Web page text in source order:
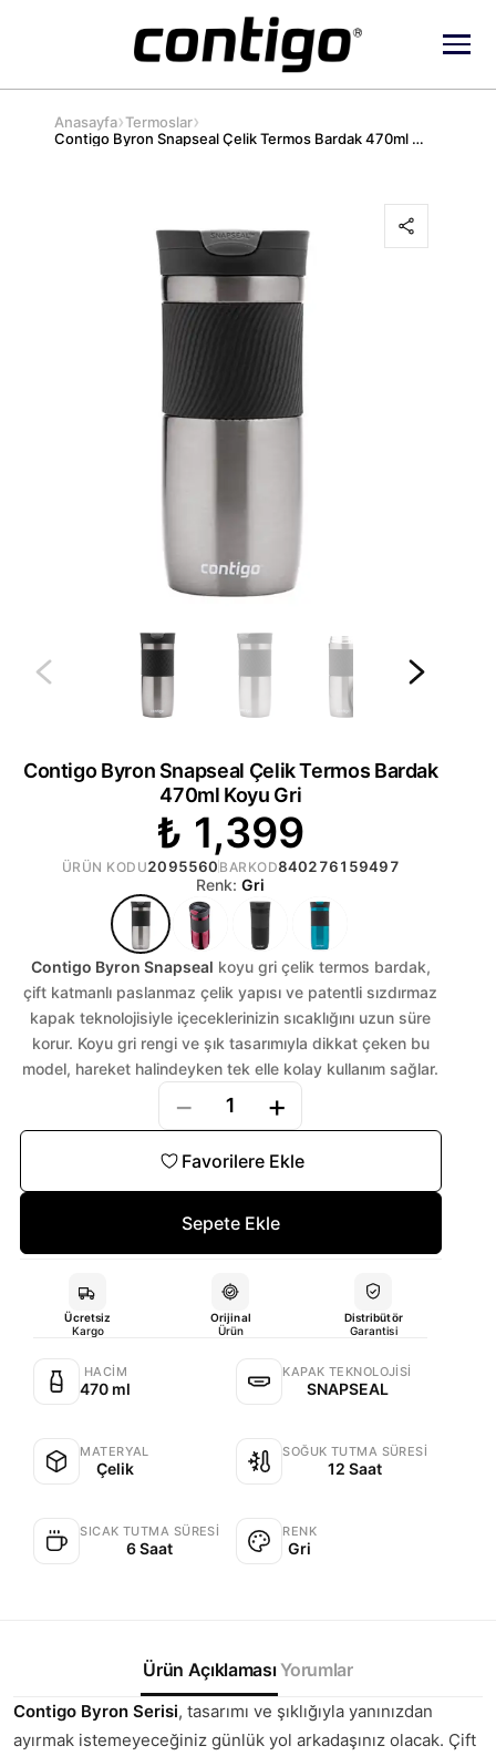
Anasayfa›Termoslar›
Contigo Byron Snapseal Çelik Termos Bardak 470ml Koyu Gri
Contigo Byron Snapseal Çelik Termos Bardak
470ml Koyu Gri
₺ 1,399
ÜRÜN KODU2095560 BARKOD840276159497
Renk:Gri
Contigo Byron Snapseal koyu gri çelik termos bardak,
çift katmanlı paslanmaz çelik yapısı ve patentli sızdırmaz
kapak teknolojisiyle içeceklerinizin sıcaklığını uzun süre
korur. Koyu gri rengi ve şık tasarımıyla dikkat çeken bu
model, hareket halindeyken tek elle kolay kullanım sağlar.
− 1 +
Favorilere Ekle
Sepete Ekle
Ücretsiz
Kargo
Orijinal
Ürün
Distribütör
Garantisi
HACIM
470 ml
KAPAK TEKNOLOJISI
SNAPSEAL
MATERYAL
Çelik
SOĞUK TUTMA SÜRESI
12 Saat
SICAK TUTMA SÜRESI
6 Saat
RENK
Gri
Ürün Açıklaması Yorumlar
Contigo Byron Serisi, tasarımı ve şıklığıyla yanınızdan
ayırmak istemeyeceğiniz günlük yol arkadaşınız olacak. Çift